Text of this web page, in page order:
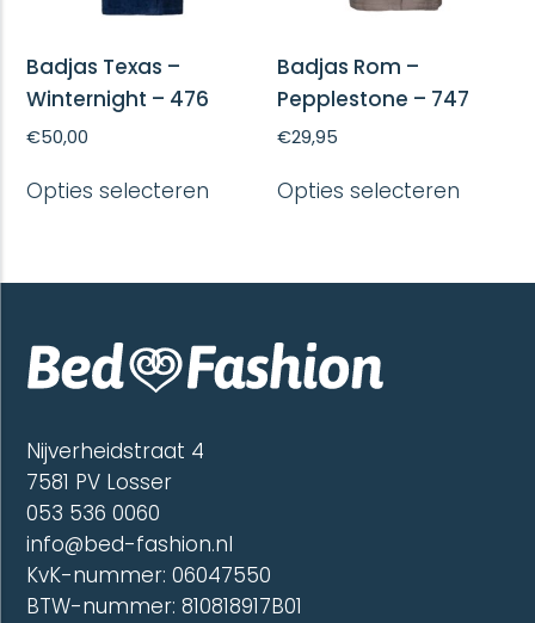
Badjas Texas –
Winternight – 476
€50,00
Opties selecteren product
Deze
gekozen
worden
Badjas Rom –
Pepplestone – 747
€29,95
Opties selecteren
Deze
Nijverheidstraat 4
7581 PV Losser
053 536 0060
info@bed-fashion.nl
KvK-nummer: 06047550
BTW-nummer: 810818917B01